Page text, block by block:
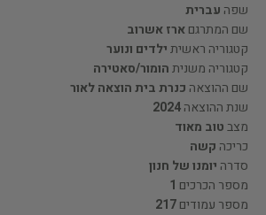
שפה עברית
שם המתרגםארז אשרוב
קטגוריה ראשיתילדים ונוער
קטגוריה משניתהומור/סאטירה
שם ההוצאה כנרת בית הוצאה לאור
שנת ההוצאה2024
מצבטוב מאוד
כריכה קשה
סדרה יומנו של חנון
מספר הכרכים 1
מספר עמודים217